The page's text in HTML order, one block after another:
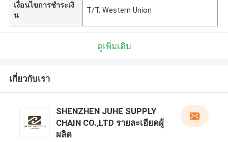
เงื่อนไขการชำระเงิ
น
T/T, Western Union
ดูเพิ่มเติม
เกี่ยวกับเรา
SHENZHEN JUHE SUPPLY
CHAIN CO.,LTD รายละเอียดผู้
ผลิต